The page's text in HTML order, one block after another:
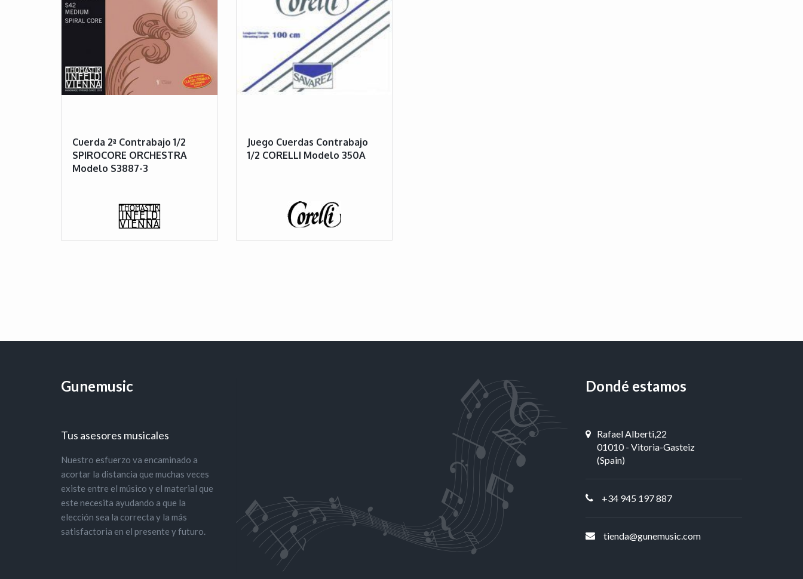
Cuerda 2ª Contrabajo 1/2
SPIROCORE ORCHESTRA
Modelo S3887-3
Juego Cuerdas Contrabajo
1/2 CORELLI Modelo 350A
Gunemusic
Tus asesores musicales
Nuestro esfuerzo va encaminado a
acortar la distancia que muchas veces
existe entre el músico y el material que
este necesita ayudando a que la
elección sea la correcta y la más
satisfactoria en el presente y futuro.
Dondé estamos
Rafael Alberti,22
01010 - Vitoria-Gasteiz
(Spain)
+34 945 197 887
tienda@gunemusic.com